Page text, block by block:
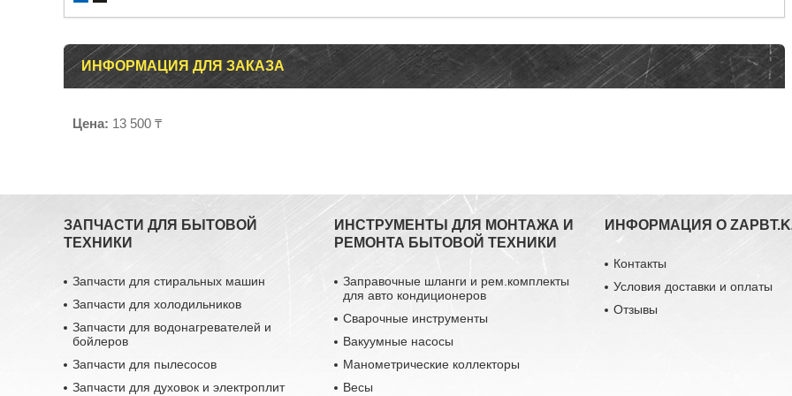
ИНФОРМАЦИЯ ДЛЯ ЗАКАЗА
Цена: 13 500 ₸
ЗАПЧАСТИ ДЛЯ БЫТОВОЙ
ТЕХНИКИ
Запчасти для стиральных машин
Запчасти для холодильников
Запчасти для водонагревателей и
бойлеров
Запчасти для пылесосов
Запчасти для духовок и электроплит
ИНСТРУМЕНТЫ ДЛЯ МОНТАЖА И
РЕМОНТА БЫТОВОЙ ТЕХНИКИ
Заправочные шланги и рем.комплекты
для авто кондиционеров
Сварочные инструменты
Вакуумные насосы
Манометрические коллекторы
Весы
ИНФОРМАЦИЯ О
Контакты
Условия доставки и оплаты
Отзывы